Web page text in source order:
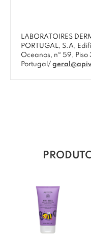
LABORATOIRES
PORTUGAL, S.A,
Oceanos, nº 59,
Portugal/